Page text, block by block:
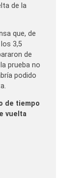
de la
que, de
3,5
de
prueba no
podido
de tiempo
vuelta